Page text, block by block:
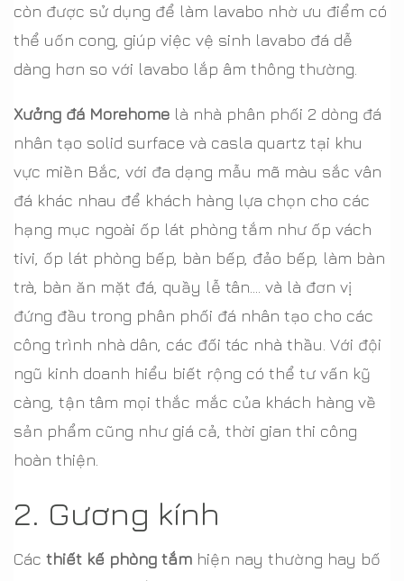
còn được sử dụng để làm lavabo nhờ ưu điểm có
thể uốn cong, giúp việc vệ sinh lavabo đá dễ
dàng hơn so với lavabo lắp âm thông thường.
Xưởng đá Morehome là nhà phân phối 2 dòng đá
nhân tạo solid surface và casla quartz tại khu
vực miền Bắc, với đa dạng mẫu mã màu sắc vân
đá khác nhau để khách hàng lựa chọn cho các
hạng mục ngoài ốp lát phòng tắm như ốp vách
tivi, ốp lát phòng bếp, bàn bếp, đảo bếp, làm bàn
trà, bàn ăn mặt đá, quầy lễ tân.... và là đơn vị
đứng đầu trong phân phối đá nhân tạo cho các
công trình nhà dân, các đối tác nhà thầu. Với đội
ngũ kinh doanh hiểu biết rộng có thể tư vấn kỹ
càng, tận tâm mọi thắc mắc của khách hàng về
sản phẩm cũng như giá cả, thời gian thi công
hoàn thiện.
2. Gương kính
Các thiết kế phòng tắm hiện nay thường hay bố